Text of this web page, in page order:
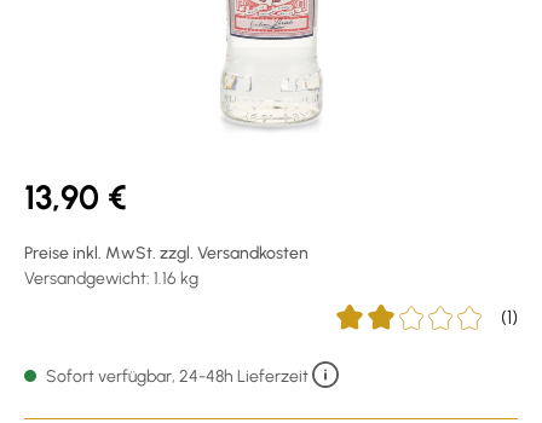
13,90 €
Preise inkl. MwSt. zzgl. Versandkosten
Versandgewicht: 1.16 kg
(1)
Sofort verfügbar, 24-48h Lieferzeit